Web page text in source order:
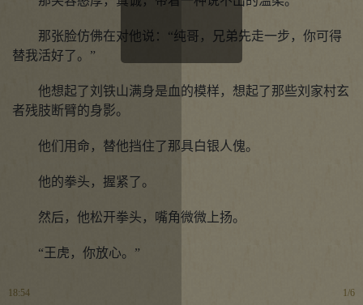
那张脸仿佛在对他说：“纯哥，兄弟先走一步，你可得
替我活好了。”
他想起了刘铁山满身是血的模样，想起了那些刘家村玄
者残肢断臂的身影。
他们用命，替他挡住了那具白银人傀。
他的拳头，握紧了。
然后，他松开拳头，嘴角微微上扬。
“王虎，你放心。”
18:54 1/6